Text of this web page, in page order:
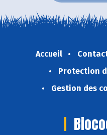
Accueil
Protection
Gestion des